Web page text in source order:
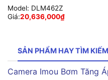
Model: DLM462Z
Giá:20,636,000₫
SẢN PHẨM HAY TÌM KIẾM
Camera Imou Bơm Tăng